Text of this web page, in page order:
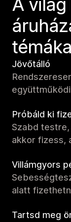
A
Jövőtálló
Próbáld ki
Szabd
akkor fizess,
Villámgyors
alatt
Tartsd meg